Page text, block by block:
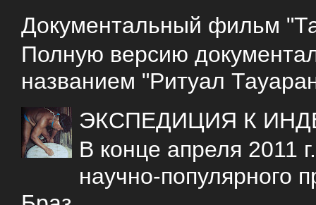
Документальный фильм
Полную версию
названием "Ритуал
ЭКСПЕДИЦИЯ К
В конце апреля 2011
научно-популярного